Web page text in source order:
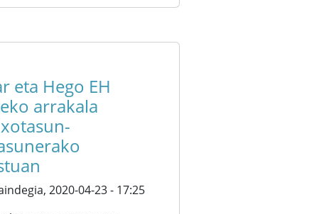
eta Hego EH
arrakala
2020-04-23 - 17:25